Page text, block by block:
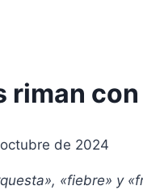
riman
de 2024
«fiebre» y